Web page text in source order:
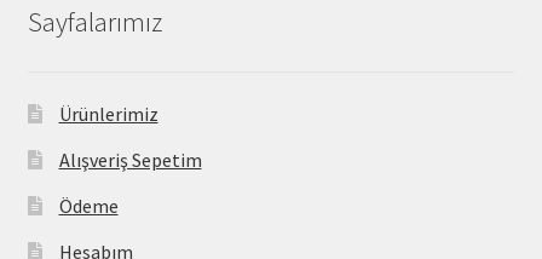
Sayfalarımız
Ürünlerimiz
Alışveriş Sepetim
Ödeme
Hesabım